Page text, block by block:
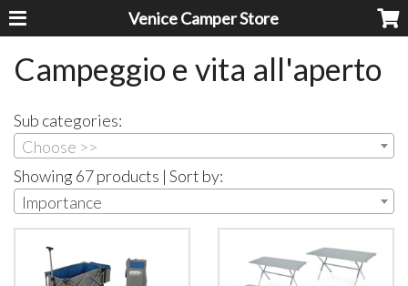
Venice Camper Store
Campeggio e vita all'aperto
Sub categories:
Choose >>
Showing 67 products | Sort by:
Importance